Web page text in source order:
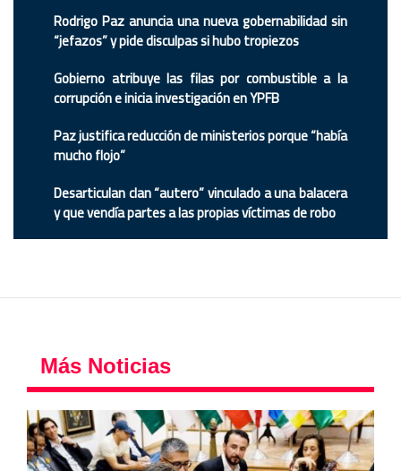
Rodrigo Paz anuncia una nueva gobernabilidad sin
“jefazos” y pide disculpas si hubo tropiezos
Gobierno atribuye las filas por combustible a la
corrupción e inicia investigación en YPFB
Paz justifica reducción de ministerios porque “había
mucho flojo”
Desarticulan clan “autero” vinculado a una balacera
y que vendía partes a las propias víctimas de robo
Más Noticias